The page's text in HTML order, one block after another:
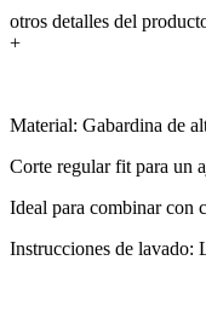
otros detalles del
+
Material: Gabardina de
Corte regular fit para un
Ideal para combinar con
Instrucciones de lavado: